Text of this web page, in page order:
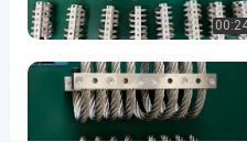
s
f